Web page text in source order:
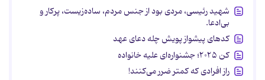
شهید رئیسی، مردی بود از جنس مردم، ساده‌زیست، پرکار و
بی‌ادعا.
کدهای پیشواز پویش چله دعای عهد
کن ۲۰۲۵؛ جشنواره‌ای علیه خانواده
راز افرادی که کمتر ضرر می‌کنند!